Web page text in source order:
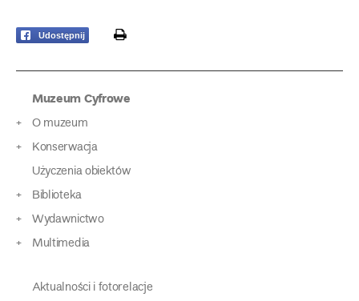
Udostępnij print
Muzeum Cyfrowe
O muzeum
Konserwacja
Użyczenia obiektów
Biblioteka
Wydawnictwo
Multimedia
Aktualności i fotorelacje